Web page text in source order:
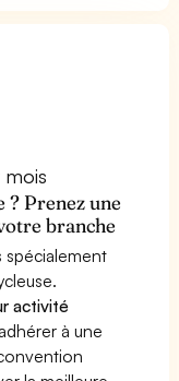
? Prenez une
branche
spécialement
activité
à une